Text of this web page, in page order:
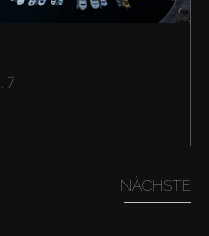
7
NÄCHSTE